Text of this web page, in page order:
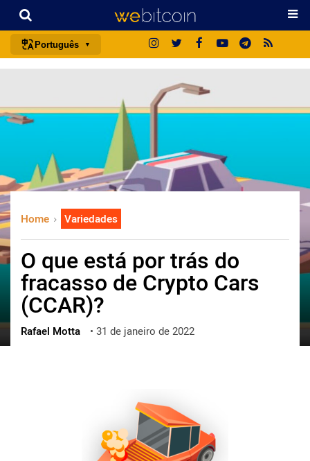
Português
español
italiano
deutsch
中文
한국어
العربية
ไทย
ქართული
Home Variedades
O que está por trás do
fracasso de Crypto Cars
(CCAR)?
Rafael Motta • 31 de janeiro de 2022